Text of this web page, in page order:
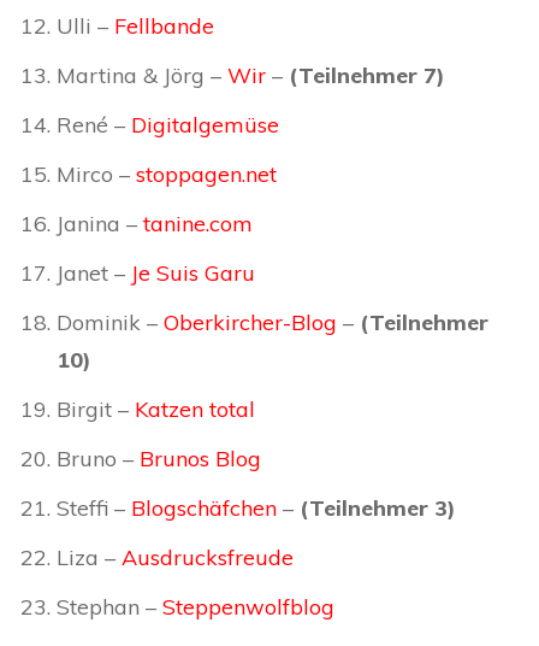
Ulli – Fellbande
Martina & Jörg – Wir – (Teilnehmer 7)
René – Digitalgemüse
Mirco – stoppagen.net
Janina –tanine.com
Janet – Je Suis Garu
Dominik – Oberkircher-Blog – (Teilnehmer
10)
Birgit – Katzen total
Bruno – Brunos Blog
Steffi – Blogschäfchen – (Teilnehmer 3)
Liza – Ausdrucksfreude
Stephan – Steppenwolfblog